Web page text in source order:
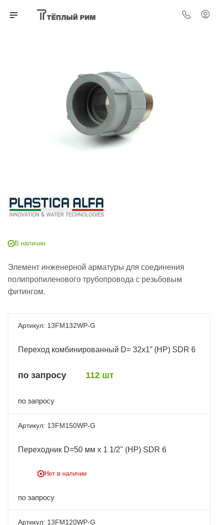
В наличии
Элемент инженерной арматуры для соединения
полипропиленового трубопровода с резьбовым
фитингом.
13FM132WP-G
Переход комбинированный D= 32x1” (НР) SDR 6
по запросу 112 шт
по запросу
13FM150WP-G
Переходник D=50 мм x 1 1/2" (НР) SDR 6
Нет в наличии
по запросу
13FM120WP-G